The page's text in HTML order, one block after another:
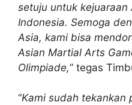
setuju untuk
Indonesia. Semoga
Asia, kami bisa
Asian Martial Arts
Olimpiade,” tegas
“Kami sudah tekankan